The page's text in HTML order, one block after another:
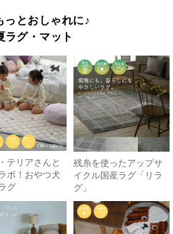
っとおしゃれに♪
ラグ・マット
テリアさんと
ボ！おやつ犬
グ
残糸を使ったアップサ
イクル国産ラグ「リラ
グ」